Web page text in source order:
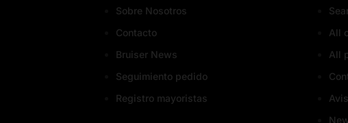
Sobre Nosotros
Contacto
Bruiser News
Seguimiento pedido
Registro mayoristas
All
All